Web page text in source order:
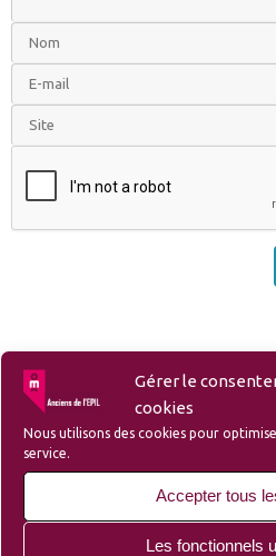
Gérer le
cookies
Nous utilisons des cookies pour
service.
Accepter tous
Les fonctionnels
Liens
– Liste des membres